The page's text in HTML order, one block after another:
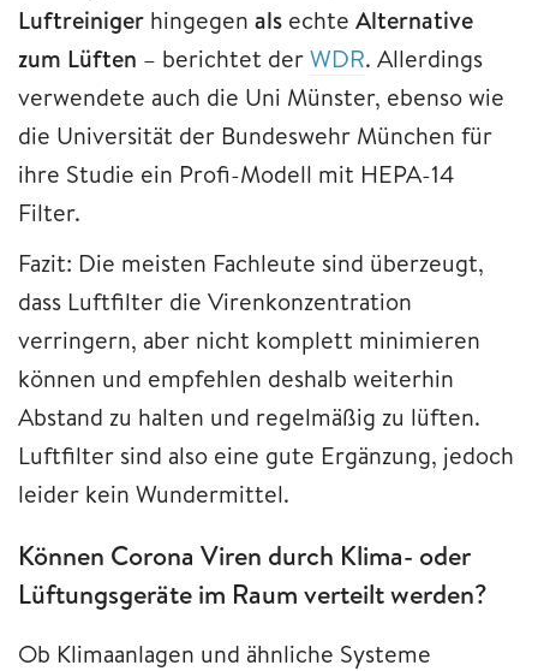
Luftreiniger hingegen als echte Alternative
zum Lüften – berichtet derWDR. Allerdings
verwendete auch die Uni Münster, ebenso wie
die Universität der Bundeswehr München für
ihre Studie ein Profi-Modell mit HEPA-14
Filter.
Fazit: Die meisten Fachleute sind überzeugt,
dass Luftfilter die Virenkonzentration
verringern, aber nicht komplett minimieren
können und empfehlen deshalb weiterhin
Abstand zu halten und regelmäßig zu lüften.
Luftfilter sind also eine gute Ergänzung, jedoch
leider kein Wundermittel.
Können Corona Viren durch Klima- oder
Lüftungsgeräte im Raum verteilt werden?
Ob Klimaanlagen und ähnliche Systeme